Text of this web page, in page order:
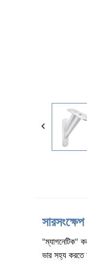
সারসংক্ষেপ
"ম্যাগনেটিক"
ভার সহ্য করতে